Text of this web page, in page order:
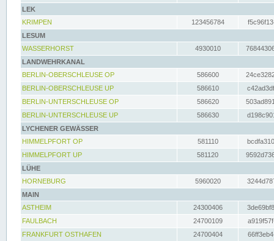
LEK
KRIMPEN
123456784
LESUM
WASSERHORST
4930010
LANDWEHRKANAL
BERLIN-OBERSCHLEUSE OP
586600
BERLIN-OBERSCHLEUSE UP
586610
BERLIN-UNTERSCHLEUSE OP
586620
BERLIN-UNTERSCHLEUSE UP
586630
LYCHENER GEWÄSSER
HIMMELPFORT OP
581110
HIMMELPFORT UP
581120
LÜHE
HORNEBURG
5960020
MAIN
ASTHEIM
24300406
FAULBACH
24700109
FRANKFURT OSTHAFEN
24700404